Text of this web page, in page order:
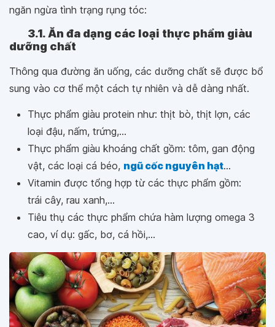
ngăn ngừa tình trạng rụng tóc:
3.1. Ăn đa dạng các loại thực phẩm giàu
dưỡng chất
Thông qua đường ăn uống, các dưỡng chất sẽ được bổ
sung vào cơ thể một cách tự nhiên và dễ dàng nhất.
Thực phẩm giàu protein như: thịt bò, thịt lợn, các
loại đậu, nấm, trứng,...
Thực phẩm giàu khoáng chất gồm: tôm, gan động
vật, các loại cá béo, ngũ cốc nguyên hạt...
Vitamin được tổng hợp từ các thực phẩm gồm:
trái cây, rau xanh,...
Tiêu thụ các thực phẩm chứa hàm lượng omega 3
cao, ví dụ: gấc, bơ, cá hồi,...